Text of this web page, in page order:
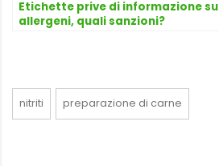
Etichette prive di informazione su
allergeni, quali sanzioni?
nitriti preparazione di carne